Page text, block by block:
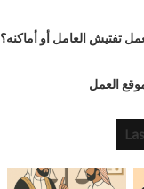
تفتيش العامل أو أماكنه؟
العمل